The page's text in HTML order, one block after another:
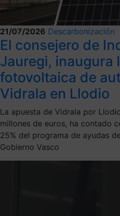
21/07/2026 Descarbonización
El consejero de
Jauregi, inaugura
fotovoltaica de
Vidrala en Llodio
La apuesta de Vidrala por
millones de euros, ha contado
25% del programa de ayudas
Gobierno Vasco